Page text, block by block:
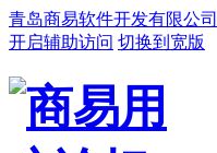
青岛商易软件开发有限公司
开启辅助访问 切换到宽版